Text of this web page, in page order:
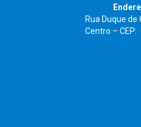
Rua Duque de
Centro –